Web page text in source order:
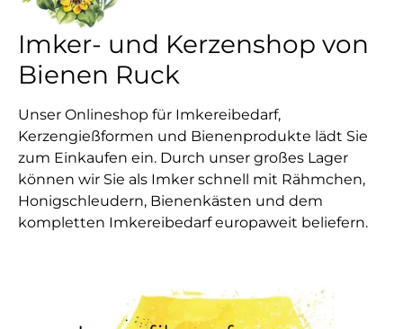
Imker- und Kerzenshop von
Bienen Ruck
Unser Onlineshop für Imkereibedarf,
Kerzengießformen und Bienenprodukte lädt Sie
zum Einkaufen ein. Durch unser großes Lager
können wir Sie als Imker schnell mit Rähmchen,
Honigschleudern, Bienenkästen und dem
kompletten Imkereibedarf europaweit beliefern.